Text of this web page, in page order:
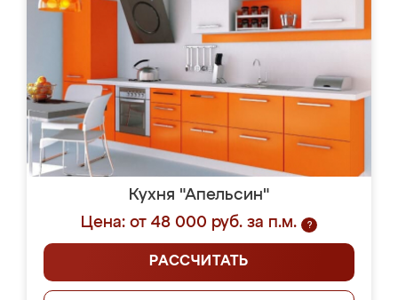
Кухня "Апельсин"
Цена: от 48 000 руб. за п.м.
?
РАССЧИТАТЬ